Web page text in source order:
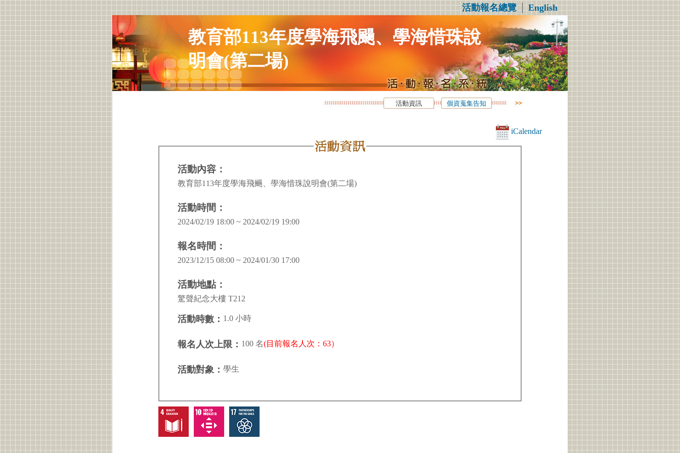
活動報名總覽│English
教育部113年度學海飛颺、學海惜珠說
明會(第二場)
活動資訊 個資蒐集告知
iCalendar
活動內容：
教育部113年度學海飛颺、學海惜珠說明會(第二場)
活動時間：
2024/02/19 18:00 ~ 2024/02/19 19:00
報名時間：
2023/12/15 08:00 ~ 2024/01/30 17:00
活動地點：
驚聲紀念大樓 T212
活動時數： 1.0 小時
報名人次上限： 100 名(目前報名人次：63）
活動對象： 學生